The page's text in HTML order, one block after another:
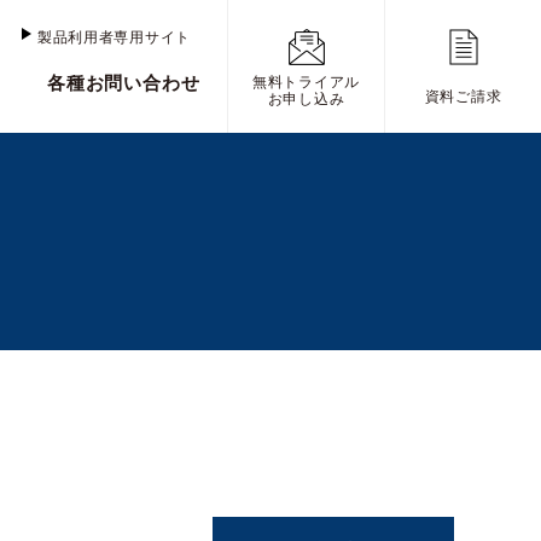
製品利用者専用サイト
各種お問い合わせ
無料トライアル
お申し込み
資料ご請求